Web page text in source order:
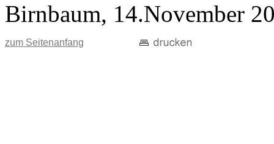
Birnbaum, 14.November
zum Seitenanfang